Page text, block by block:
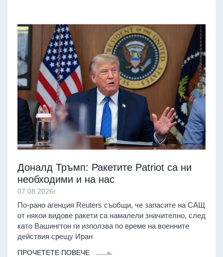
Доналд Тръмп: Ракетите Patriot са ни
необходими и на нас
07.08.2026г.
По-рано агенция Reuters съобщи, че запасите на САЩ
от някои видове ракети са намалели значително, след
като Вашингтон ги използва по време на военните
действия срещу Иран
ПРОЧЕТЕТЕ ПОВЕЧЕ